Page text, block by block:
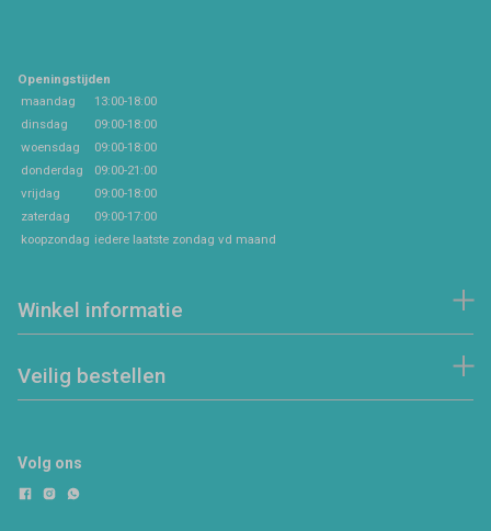
Openingstijden
maandag
13:00-18:00
dinsdag
09:00-18:00
woensdag
09:00-18:00
donderdag
09:00-21:00
vrijdag
09:00-18:00
zaterdag
09:00-17:00
koopzondag iedere laatste zondag vd maand
Winkel informatie
Veilig bestellen
Volg ons